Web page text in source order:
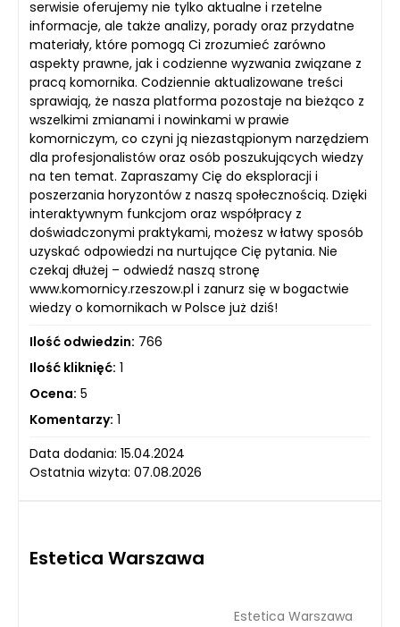
serwisie oferujemy nie tylko aktualne i rzetelne
informacje, ale także analizy, porady oraz przydatne
materiały, które pomogą Ci zrozumieć zarówno
aspekty prawne, jak i codzienne wyzwania związane z
pracą komornika. Codziennie aktualizowane treści
sprawiają, że nasza platforma pozostaje na bieżąco z
wszelkimi zmianami i nowinkami w prawie
komorniczym, co czyni ją niezastąpionym narzędziem
dla profesjonalistów oraz osób poszukujących wiedzy
na ten temat. Zapraszamy Cię do eksploracji i
poszerzania horyzontów z naszą społecznością. Dzięki
interaktywnym funkcjom oraz współpracy z
doświadczonymi praktykami, możesz w łatwy sposób
uzyskać odpowiedzi na nurtujące Cię pytania. Nie
czekaj dłużej – odwiedź naszą stronę
www.komornicy.rzeszow.pl i zanurz się w bogactwie
wiedzy o komornikach w Polsce już dziś!
Ilość odwiedzin: 766
Ilość kliknięć: 1
Ocena: 5
Komentarzy: 1
Data dodania: 15.04.2024
Ostatnia wizyta: 07.08.2026
Estetica Warszawa
Estetica Warszawa